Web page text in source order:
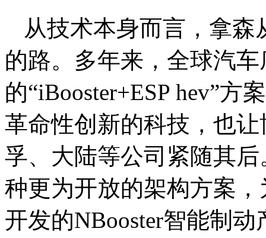
从技术本身而言，拿
的路。多年来，全球汽
的“iBooster+ESP hev”
革命性创新的科技，也
孚、大陆等公司紧随其
种更为开放的架构方案
开发的NBooster智能制